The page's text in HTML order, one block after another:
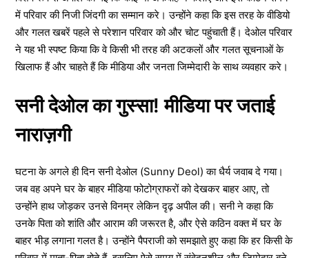
में परिवार की निजी जिंदगी का सम्मान करे। उन्होंने कहा कि इस तरह के वीडियो
और गलत खबरें पहले से परेशान परिवार को और चोट पहुंचाती हैं। देओल परिवार
ने यह भी स्पष्ट किया कि वे किसी भी तरह की अटकलों और गलत सूचनाओं के
खिलाफ हैं और चाहते हैं कि मीडिया और जनता जिम्मेदारी के साथ व्यवहार करे।
सनी देओल का गुस्सा! मीडिया पर जताई
नाराज़गी
घटना के अगले ही दिन सनी देओल (Sunny Deol) का धैर्य जवाब दे गया।
जब वह अपने घर के बाहर मीडिया फोटोग्राफरों को देखकर बाहर आए, तो
उन्होंने हाथ जोड़कर उनसे विनम्र लेकिन दृढ़ अपील की। सनी ने कहा कि
उनके पिता को शांति और आराम की जरूरत है, और ऐसे कठिन वक्त में घर के
बाहर भीड़ लगाना गलत है। उन्होंने पैपराजी को समझाते हुए कहा कि हर किसी के